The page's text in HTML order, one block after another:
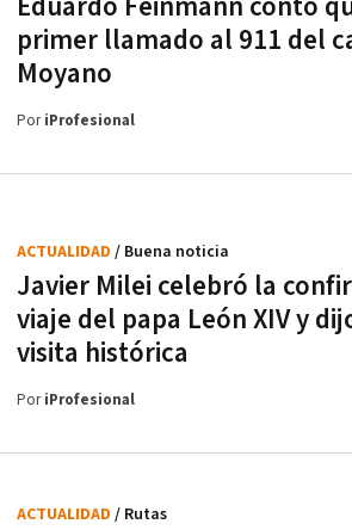
Eduardo Feinmann contó
primer llamado al 911 del
Moyano
PoriProfesional
Javier Milei celebró la
viaje del papa León XIV y
visita histórica
ACTUALIDAD / Buena noticia
PoriProfesional
ACTUALIDAD / Rutas